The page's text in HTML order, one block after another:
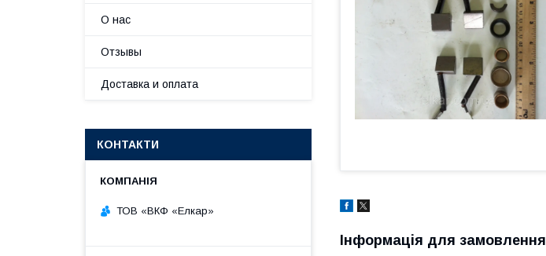
Інформація для замовлення
О нас
Отзывы
Доставка и оплата
КОНТАКТИ
ТОВ «ВКФ «Елкар»